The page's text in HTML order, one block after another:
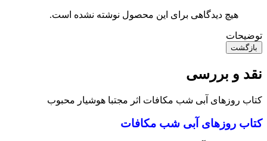
هیچ دیدگاهی برای این محصول نوشته نشده است.
توضیحات
بازگشت
نقد و بررسی
کتاب روزهای آبی شب مکافات اثر مجتبا هوشیار محبوب
کتاب روزهای آبی شب مکافات